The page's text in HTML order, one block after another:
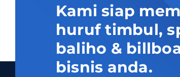
Kami siap
huruf timbul,
baliho &
bisnis anda.